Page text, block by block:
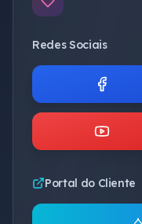
Redes Sociais
Portal do Cliente